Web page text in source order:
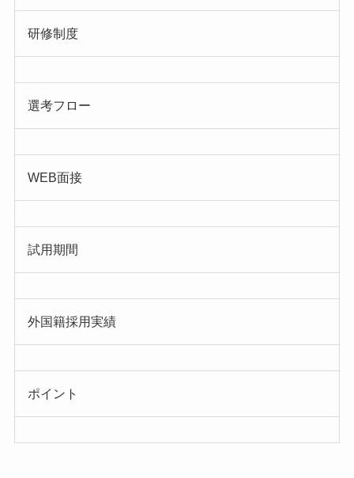
研修制度
選考フロー
WEB面接
試用期間
外国籍採用実績
ポイント